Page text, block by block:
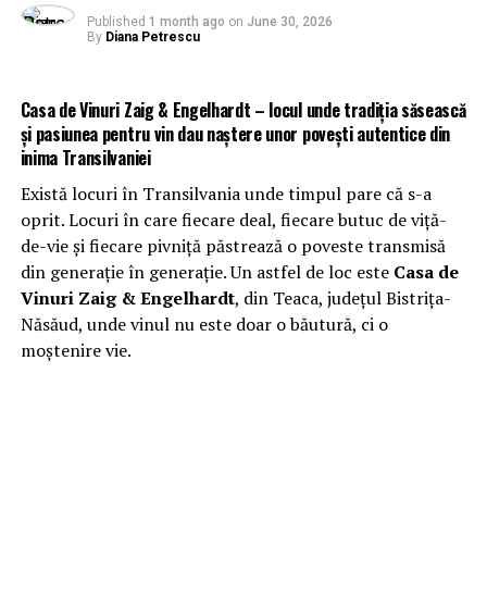
Published 1 month ago on June 30, 2026
By Diana Petrescu
Casa de Vinuri Zaig & Engelhardt – locul unde tradiția săsească
și pasiunea pentru vin dau naștere unor povești autentice din
inima Transilvaniei
Există locuri în Transilvania unde timpul pare că s-a
oprit. Locuri în care fiecare deal, fiecare butuc de viță-
de-vie și fiecare pivniță păstrează o poveste transmisă
din generație în generație. Un astfel de loc este Casa de
Vinuri Zaig & Engelhardt, din Teaca, județul Bistrița-
Năsăud, unde vinul nu este doar o băutură, ci o
moștenire vie.